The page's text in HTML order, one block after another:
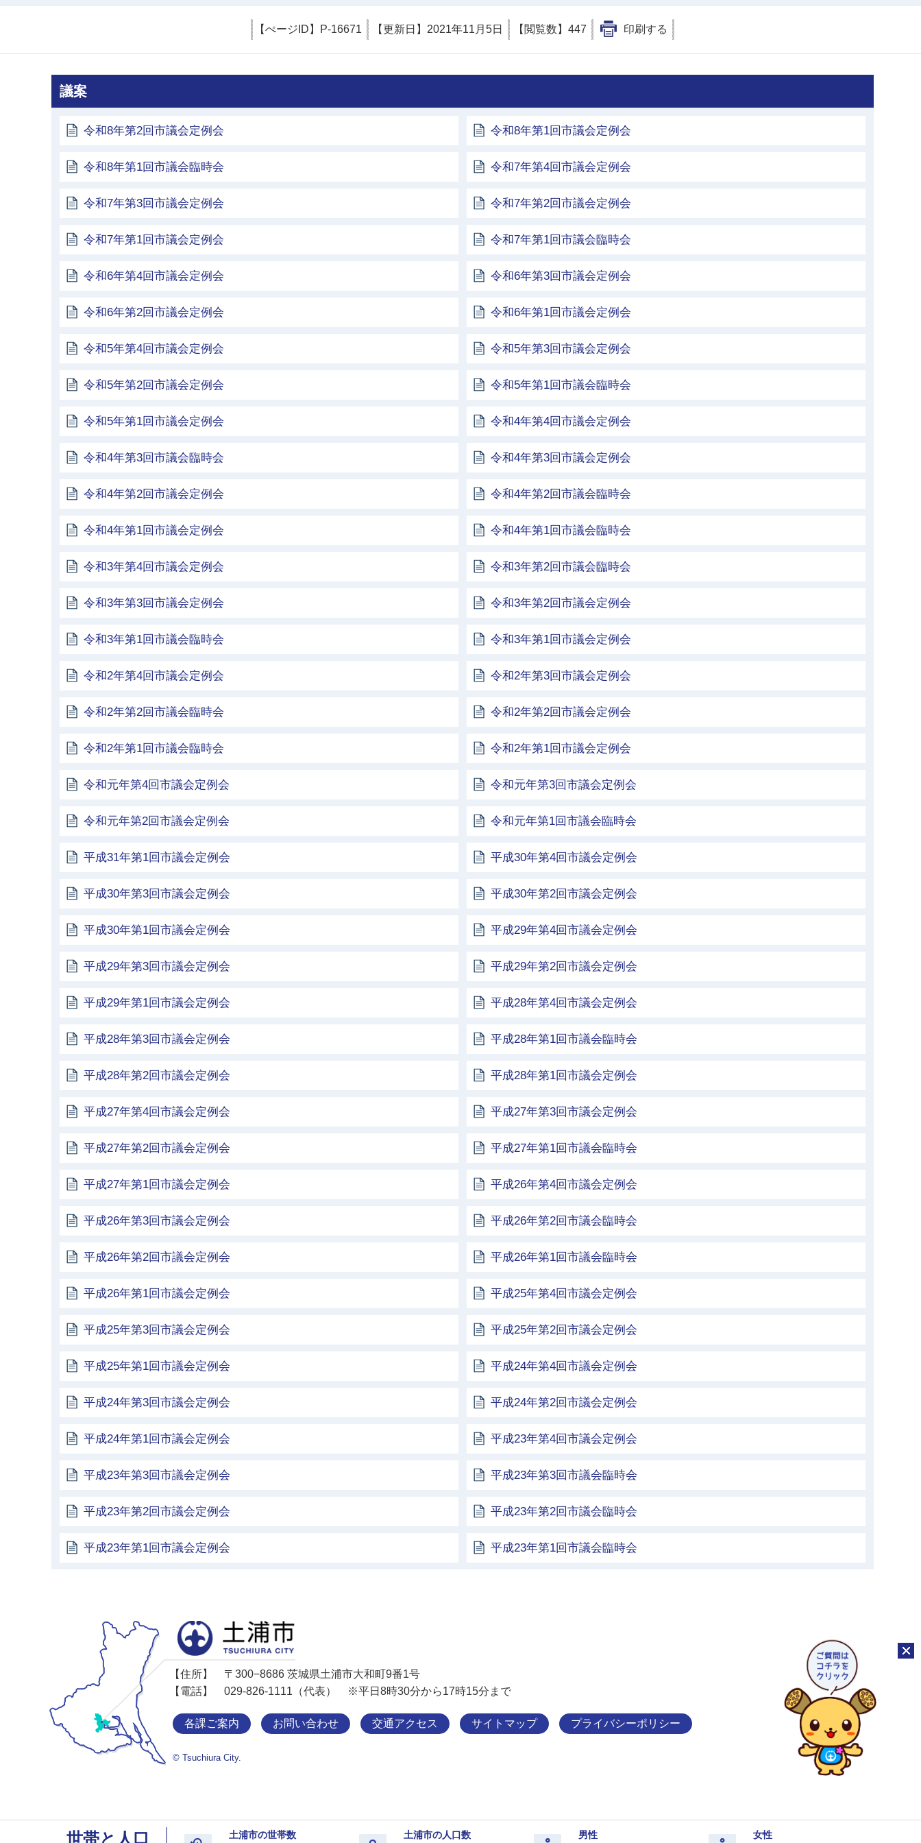
【ぺージID】 P-16671 【更新日】 2021年11月5日 【閲覧数】 447 印刷する
議案
令和8年第2回市議会定例会 令和8年第1回市議会定例会
令和8年第1回市議会臨時会 令和7年第4回市議会定例会
令和7年第3回市議会定例会 令和7年第2回市議会定例会
令和7年第1回市議会定例会 令和7年第1回市議会臨時会
令和6年第4回市議会定例会 令和6年第3回市議会定例会
令和6年第2回市議会定例会 令和6年第1回市議会定例会
令和5年第4回市議会定例会 令和5年第3回市議会定例会
令和5年第2回市議会定例会 令和5年第1回市議会臨時会
令和5年第1回市議会定例会 令和4年第4回市議会定例会
令和4年第3回市議会臨時会 令和4年第3回市議会定例会
令和4年第2回市議会定例会 令和4年第2回市議会臨時会
令和4年第1回市議会定例会 令和4年第1回市議会臨時会
令和3年第4回市議会定例会 令和3年第2回市議会臨時会
令和3年第3回市議会定例会 令和3年第2回市議会定例会
令和3年第1回市議会臨時会 令和3年第1回市議会定例会
令和2年第4回市議会定例会 令和2年第3回市議会定例会
令和2年第2回市議会臨時会 令和2年第2回市議会定例会
令和2年第1回市議会臨時会 令和2年第1回市議会定例会
令和元年第4回市議会定例会 令和元年第3回市議会定例会
令和元年第2回市議会定例会 令和元年第1回市議会臨時会
平成31年第1回市議会定例会 平成30年第4回市議会定例会
平成30年第3回市議会定例会 平成30年第2回市議会定例会
平成30年第1回市議会定例会 平成29年第4回市議会定例会
平成29年第3回市議会定例会 平成29年第2回市議会定例会
平成29年第1回市議会定例会 平成28年第4回市議会定例会
平成28年第3回市議会定例会 平成28年第1回市議会臨時会
平成28年第2回市議会定例会 平成28年第1回市議会定例会
平成27年第4回市議会定例会 平成27年第3回市議会定例会
平成27年第2回市議会定例会 平成27年第1回市議会臨時会
平成27年第1回市議会定例会 平成26年第4回市議会定例会
平成26年第3回市議会定例会 平成26年第2回市議会臨時会
平成26年第2回市議会定例会 平成26年第1回市議会臨時会
平成26年第1回市議会定例会 平成25年第4回市議会定例会
平成25年第3回市議会定例会 平成25年第2回市議会定例会
平成25年第1回市議会定例会 平成24年第4回市議会定例会
平成24年第3回市議会定例会 平成24年第2回市議会定例会
平成24年第1回市議会定例会 平成23年第4回市議会定例会
平成23年第3回市議会定例会 平成23年第3回市議会臨時会
平成23年第2回市議会定例会 平成23年第2回市議会臨時会
平成23年第1回市議会定例会 平成23年第1回市議会臨時会
【住所】
〒300−8686 茨城県土浦市大和町9番1号
【電話】
029-826-1111（代表） ※平日8時30分から17時15分まで
各課ご案内 お問い合わせ 交通アクセス サイトマップ プライバシーポリシー
© Tsuchiura City.
チャ